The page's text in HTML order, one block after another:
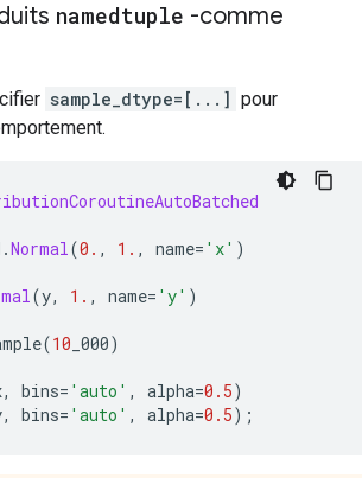
namedtuple -comme
sample_dtype=[...] pour
.Normal(0. , 1. , name= 'x' )
(y, 1. , name= 'y' )
(10 _000)
, bins= 'auto' , alpha=0.5)
, bins= 'auto' , alpha=0.5);